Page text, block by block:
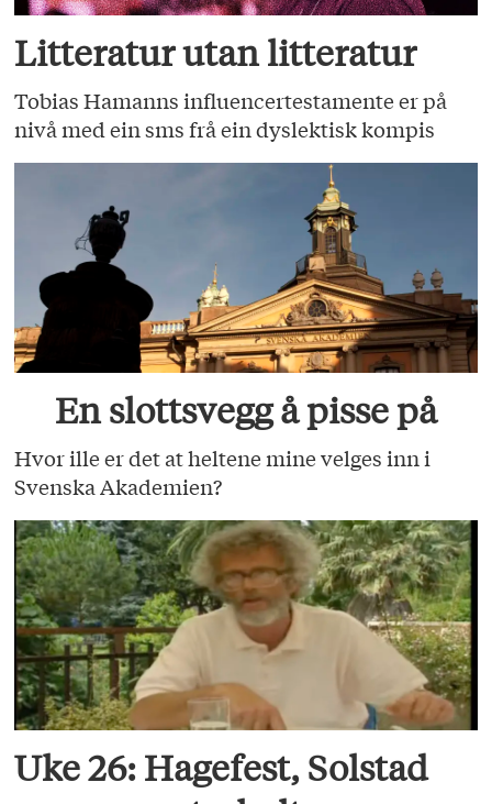
Litteratur utan litteratur
Tobias Hamanns influencertestamente er på
nivå med ein sms frå ein dyslektisk kompis
En slottsvegg å pisse på
Hvor ille er det at heltene mine velges inn i
Svenska Akademien?
Uke 26: Hagefest, Solstad